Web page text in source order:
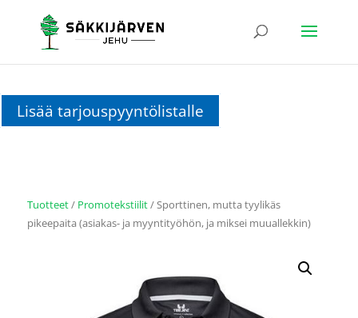
Lisää tarjouspyyntölistalle
Tuotteet/ Promotekstiilit/ Sporttinen, mutta tyylikäs
pikeepaita (asiakas- ja myyntityöhön, ja miksei muuallekkin)